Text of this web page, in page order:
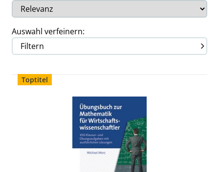
Auswahl verfeinern:
Filtern
Toptitel